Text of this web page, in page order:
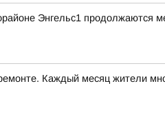
Энгельс1 продолжаются
Каждый месяц жители